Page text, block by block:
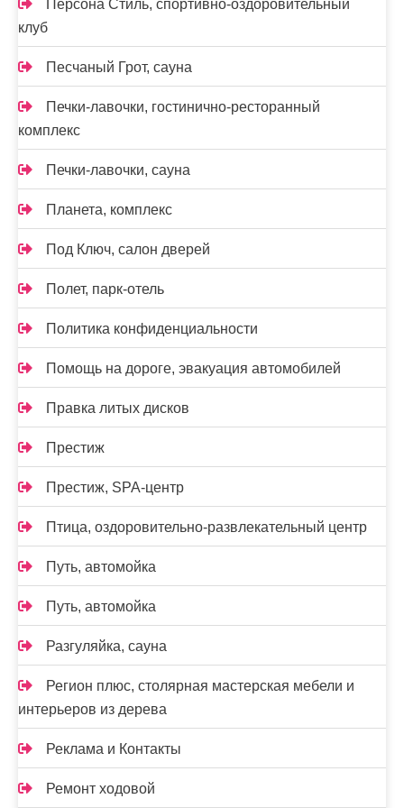
Персона Стиль, спортивно-оздоровительный
клуб
Песчаный Грот, сауна
Печки-лавочки, гостинично-ресторанный
комплекс
Печки-лавочки, сауна
Планета, комплекс
Под Ключ, салон дверей
Полет, парк-отель
Политика конфиденциальности
Помощь на дороге, эвакуация автомобилей
Правка литых дисков
Престиж
Престиж, SPA-центр
Птица, оздоровительно-развлекательный центр
Путь, автомойка
Путь, автомойка
Разгуляйка, сауна
Регион плюс, столярная мастерская мебели и
интерьеров из дерева
Реклама и Контакты
Ремонт ходовой